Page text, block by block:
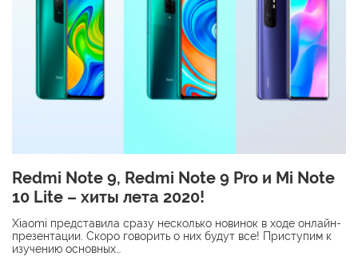
Redmi Note 9, Redmi Note 9 Pro и Mi Note
10 Lite – хиты лета 2020!
Xiaomi представила сразу несколько новинок в ходе онлайн-
презентации. Скоро говорить о них будут все! Приступим к
изучению основных…